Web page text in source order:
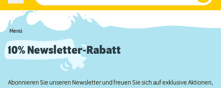
Menü
10% Newsletter-Rabatt
Abonnieren Sie unseren Newsletter und freuen Sie sich auf exklusive Aktionen,